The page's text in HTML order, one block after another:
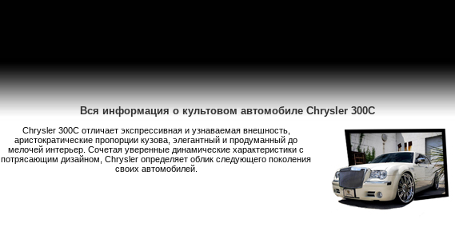
Вся информация о культовом автомобиле Chrysler 300C
Chrysler 300С отличает экспрессивная и узнаваемая внешность,
аристократические пропорции кузова, элегантный и продуманный до
мелочей интерьер. Сочетая уверенные динамические характеристики с
потрясающим дизайном, Chrysler определяет облик следующего поколения
своих автомобилей.